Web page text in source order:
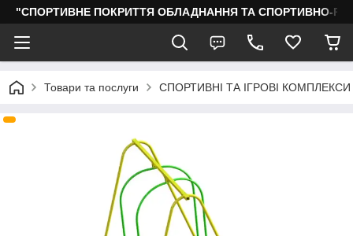
"СПОРТИВНЕ ПОКРИТТЯ ОБЛАДНАННЯ ТА СПОРТИВНО-
Товари та послуги СПОРТИВНІ ТА ІГРОВІ